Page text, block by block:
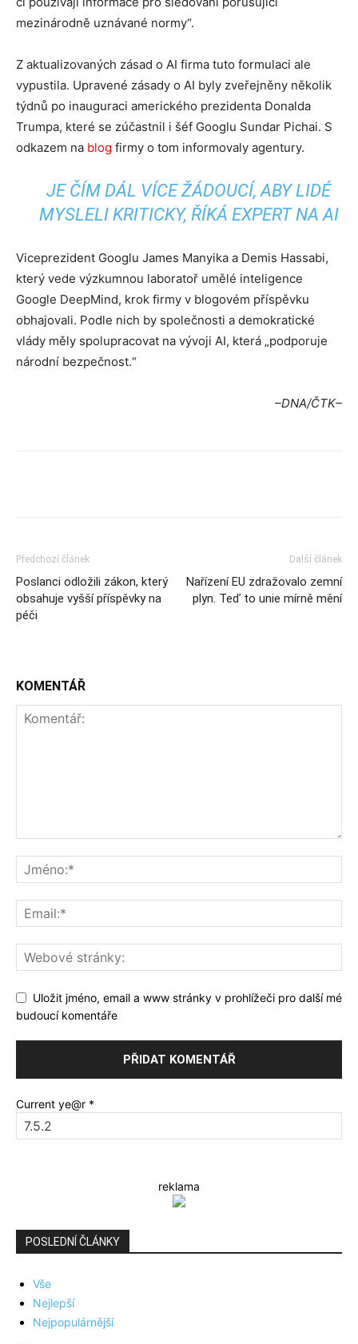
mezinárodně uznávané normy“.
Z aktualizovaných zásad o AI firma tuto formulaci ale
vypustila. Upravené zásady o AI byly zveřejněny několik
týdnů po inauguraci amerického prezidenta Donalda
Trumpa, které se zúčastnil i šéf Googlu Sundar Pichai. S
odkazem na blog firmy o tom informovaly agentury.
JE ČÍM DÁL VÍCE ŽÁDOUCÍ, ABY LIDÉ
MYSLELI KRITICKY, ŘÍKÁ EXPERT NA AI
Viceprezident Googlu James Manyika a Demis Hassabi,
který vede výzkumnou laboratoř umělé inteligence
Google DeepMind, krok firmy v blogovém příspěvku
obhajovali. Podle nich by společnosti a demokratické
vlády měly spolupracovat na vývoji AI, která „podporuje
národní bezpečnost.“
–DNA/ČTK–
Předchozí článek
Poslanci odložili zákon, který
obsahuje vyšší příspěvky na
péči
Další článek
Nařízení EU zdražovalo zemní
plyn. Teď to unie mírně mění
KOMENTÁŘ
Uložit jméno, email a www stránky v prohlížeči pro další mé
budoucí komentáře
Current ye@r *
reklama
POSLEDNÍ ČLÁNKY
Vše
Nejlepší
Nejpopulárnější